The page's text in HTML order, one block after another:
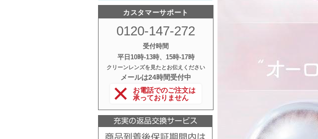
カスタマーサポート
0120-147-272
受付時間
平日10時‐13時、15時‐17時
クリーンレンズを見たとお伝えください
メールは24時間受付中
お電話でのご注文は
承っておりません